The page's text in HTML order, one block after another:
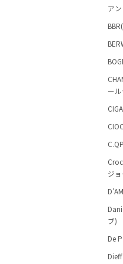
ア
ー
ジ
ブ)
De